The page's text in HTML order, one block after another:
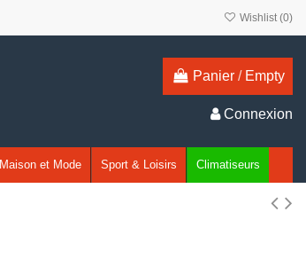
Wishlist (0)
Panier / Empty
Connexion
Maison et Mode Sport & Loisirs Climatiseurs